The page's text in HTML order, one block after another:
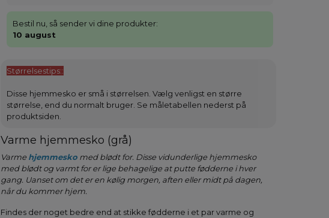
Bestil nu, så sender vi dine produkter:
10 august
Størrelsestips::
Disse hjemmesko er små i størrelsen. Vælg venligst en større
størrelse, end du normalt bruger. Se måletabellen nederst på
produktsiden.
Varme hjemmesko (grå)
Varme hjemmesko med blødt for. Disse vidunderlige hjemmesko
med blødt og varmt for er lige behagelige at putte fødderne i hver
gang. Uanset om det er en kølig morgen, aften eller midt på dagen,
når du kommer hjem.
Findes der noget bedre end at stikke fødderne i et par varme og